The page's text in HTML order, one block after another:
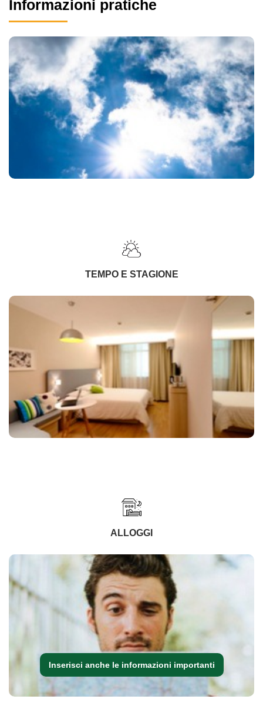
Informazioni pratiche
TEMPO E STAGIONE
ALLOGGI
Inserisci anche le informazioni importanti